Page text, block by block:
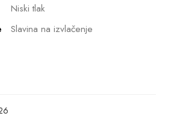
Niski tlak
Slavina na izvlačenje